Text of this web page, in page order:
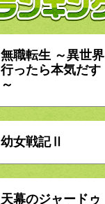
無職転生 ～異世界
行ったら本気だす
～
幼女戦記Ⅱ
天幕のジャードゥ